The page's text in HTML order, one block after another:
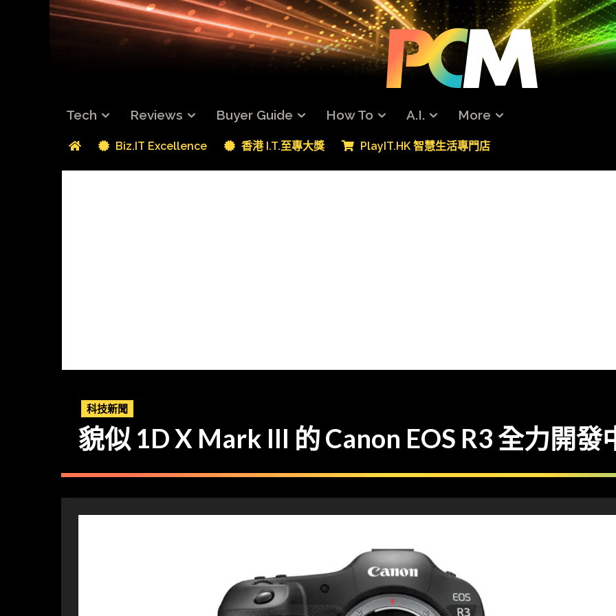
Tech Reviews Buyer Guide How To A.I. More
Biz.IT Excellence 香港 I.T.至專大獎 PlayIT.HK 智慧生活專門店
科技新聞
貌似 1D X Mark III 的 Canon EOS R3 全力開發